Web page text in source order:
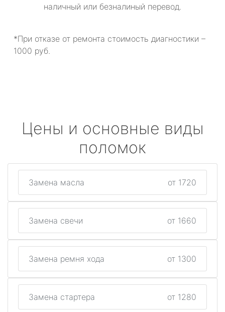
наличный или безналиный перевод.
*При отказе от ремонта стоимость диагностики –
1000 руб.
Цены и основные виды
поломок
Замена масла от 1720
Замена свечи от 1660
Замена ремня хода от 1300
Замена стартера от 1280